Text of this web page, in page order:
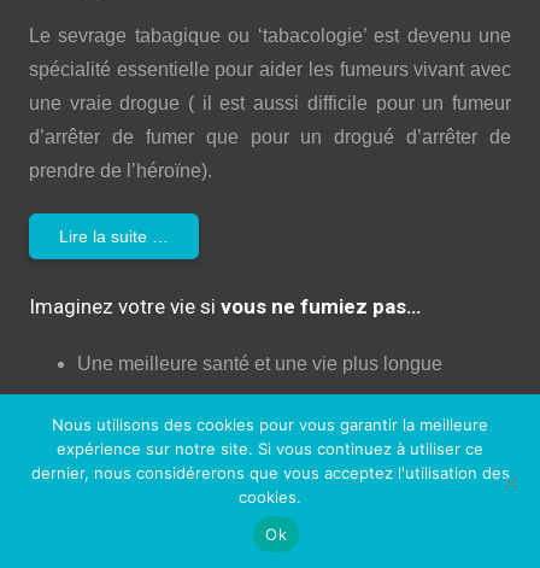
Le sevrage tabagique ou ‘tabacologie’ est devenu une
spécialité essentielle pour aider les fumeurs vivant avec
une vraie drogue ( il est aussi difficile pour un fumeur
d’arrêter de fumer que pour un drogué d’arrêter de
prendre de l’héroïne).
Lire la suite …
Imaginez votre vie si vous ne fumiez pas…
Une meilleure santé et une vie plus longue
Plus d’énergie et de confiance
Moins de dégâts pour votre corps!
Augmentation de la libido!
Nous utilisons des cookies pour vous garantir la meilleure
expérience sur notre site. Si vous continuez à utiliser ce
dernier, nous considérerons que vous acceptez l'utilisation des
cookies.
Ok